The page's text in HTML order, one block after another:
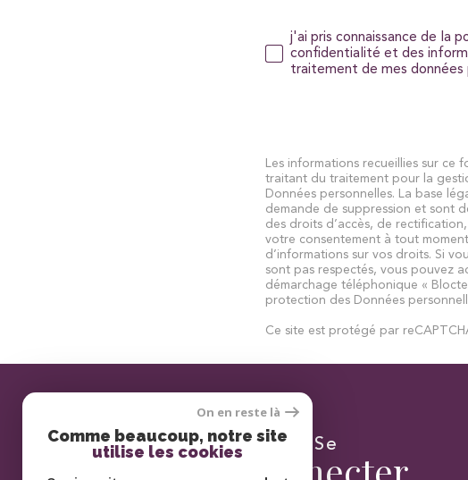
Validationj'ai pris connaissance de la
confidentialité et des
traitement de mes données
Les informations recueillies sur ce
traitant du traitement pour la
Données personnelles. La base
demande de suppression et sont
des droits d’accès, de
votre consentement à tout
d’informations sur vos droits. Si
sont pas respectés, vous pouvez
démarchage téléphonique «
protection des Données
Ce site est protégé par
Se
On en reste là
Comme beaucoup, notre site
utilise les cookies